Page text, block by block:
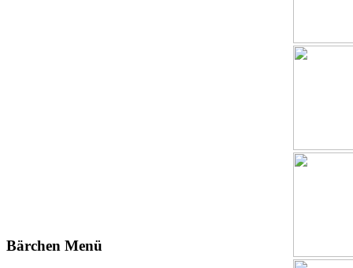
Bärchen Menü